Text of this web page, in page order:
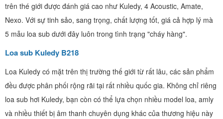
trên thé giới được đánh giá cao như Kuledy, 4 Acoustic, Amate,
Nexo. Với sự tinh sảo, sang trọng, chất lượng tốt, giá cả hợp lý mà
5 mẫu loa sub dưới đây luôn trong tình trạng "cháy hàng".
Loa sub Kuledy B218
Loa Kuledy có mặt trên thị trường thế giới từ rất lâu, các sản phẩm
đều được phân phối rộng rãi tại rất nhiều quốc gia. Không chỉ riêng
loa sub hơi Kuledy, bạn còn có thể lựa chọn nhiều model loa, amly
và nhiều thiết bị âm thanh chuyên dụng khác của thương hiệu này